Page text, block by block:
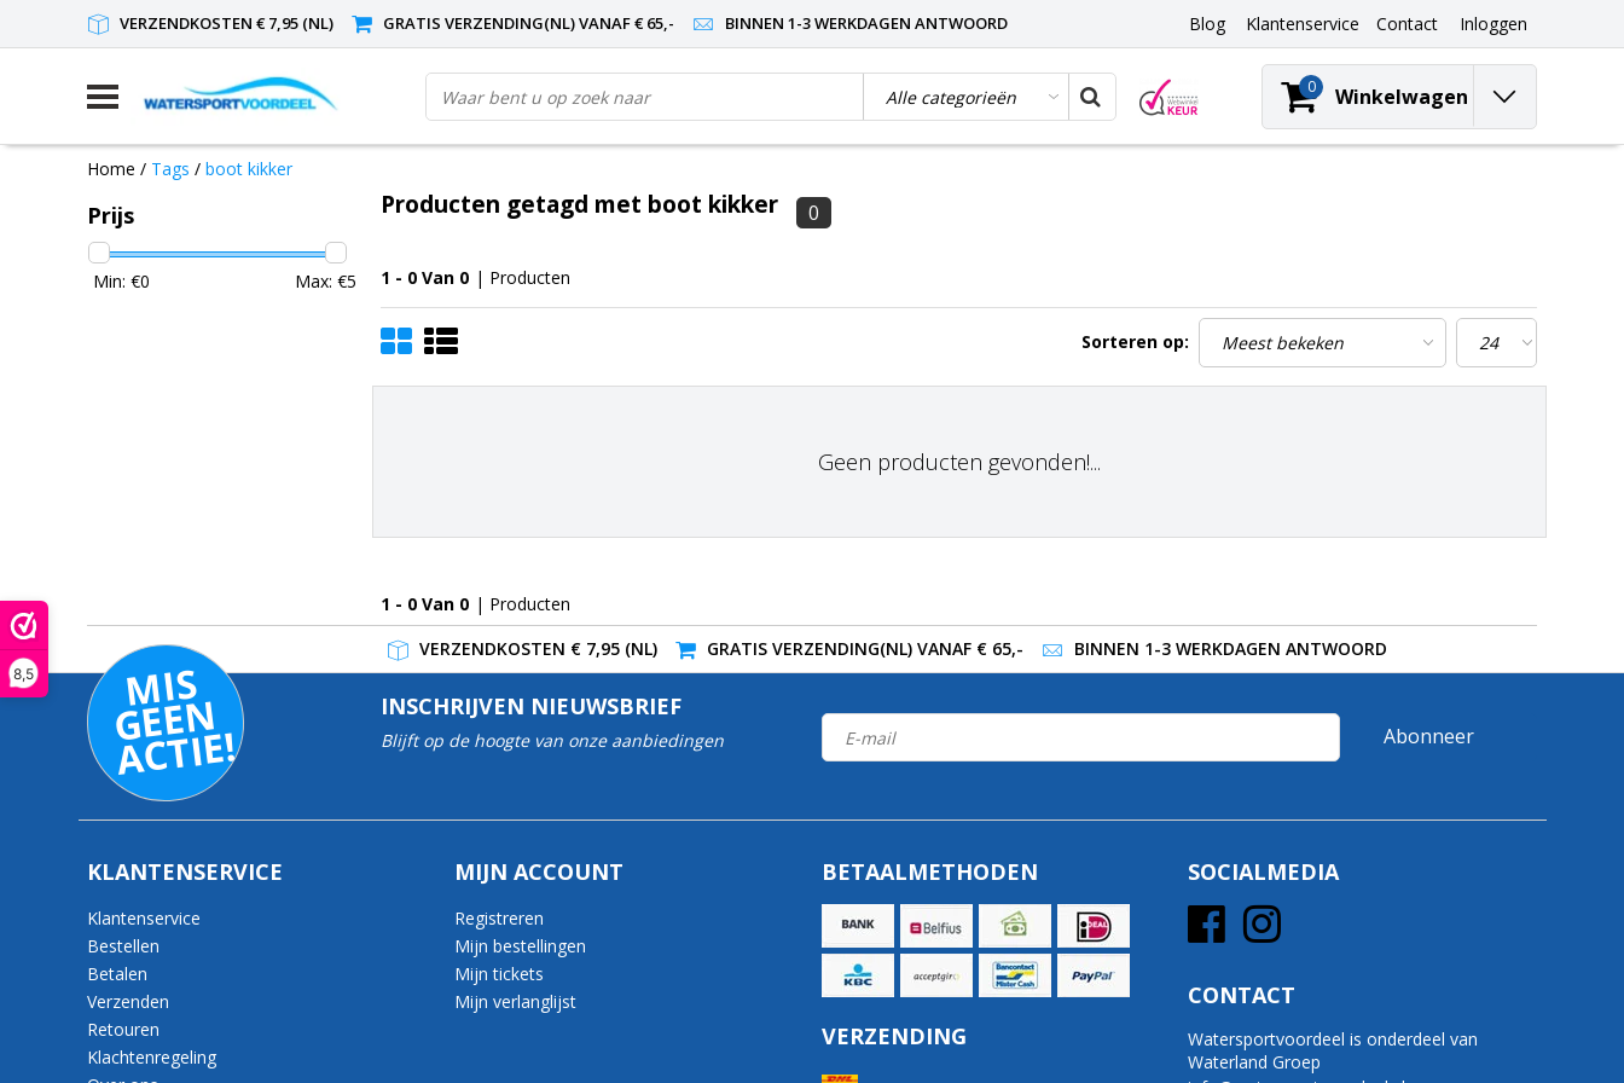
8,5
VERZENDKOSTEN € 7,95 (NL) GRATIS VERZENDING(NL) VANAF € 65,- BINNEN 1-3 WERKDAGEN ANTWOORD Blog Klantenservice Contact Inloggen
0 Winkelwagen
Home / Tags / boot kikker
Prijs
Min: €0 Max: €5
Producten getagd met boot kikker 0
1 - 0 Van 0 | Producten
Sorteren op:
Geen producten gevonden!...
1 - 0 Van 0 | Producten
VERZENDKOSTEN € 7,95 (NL)
GRATIS VERZENDING(NL) VANAF € 65,- BINNEN 1-3 WERKDAGEN ANTWOORD
MI
S
G
E
E
N
A
C
TI
E!
INSCHRIJVEN NIEUWSBRIEF
Blijft op de hoogte van onze aanbiedingen Abonneer
KLANTENSERVICE
Klantenservice
Bestellen
Betalen
Verzenden
Retouren
Klachtenregeling
MIJN ACCOUNT
Registreren
Mijn bestellingen
Mijn tickets
Mijn verlanglijst
BETAALMETHODEN
VERZENDING
SOCIALMEDIA
CONTACT
Watersportvoordeel is onderdeel van
Waterland Groep